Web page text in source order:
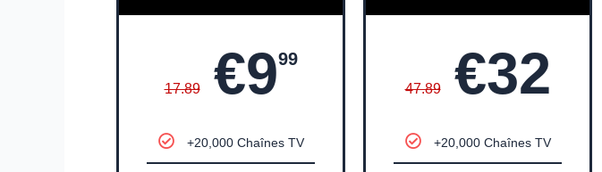
17.89 €999
+20,000 Chaînes TV
47.89 €32
+20,000 Chaînes TV